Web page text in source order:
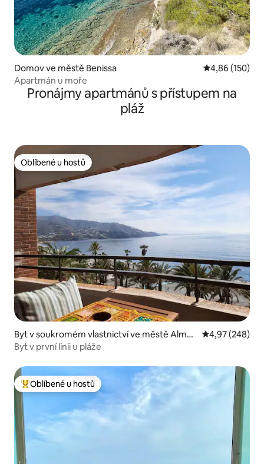
Domov ve městě Benissa Průměrné
4,86 (150)
Apartmán u moře
Pronájmy apartmánů s přístupem na
pláž
Oblíbené u hostů
Oblíbené u hostů
Byt v soukromém vlastnictví ve městě Almuñ
écar
Průměrné
4,97 (248)
Byt v první linii u pláže
Nejlepší v kategorii Oblíbené u hostů
Oblíbené u hostů